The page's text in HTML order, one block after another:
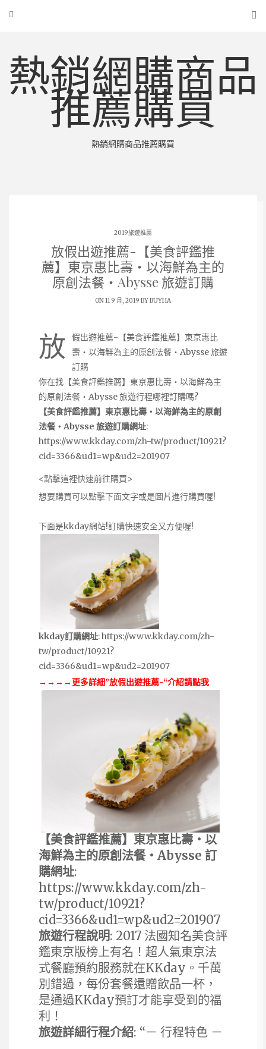
熱銷網購商品
推薦購買
熱銷網購商品推薦購買
2019旅遊推薦
放假出遊推薦-【美食評鑑推
薦】東京惠比壽・以海鮮為主的
原創法餐・Abysse 旅遊訂購
ON 11 9 月, 2019 BYBUYHA
放
假出遊推薦-【美食評鑑推薦】東京惠比
壽・以海鮮為主的原創法餐・Abysse 旅遊
訂購
你在找【美食評鑑推薦】東京惠比壽・以海鮮為主
的原創法餐・Abysse 旅遊行程哪裡訂購嗎?
【美食評鑑推薦】東京惠比壽・以海鮮為主的原創
法餐・Abysse 旅遊訂購網址:
https://www.kkday.com/zh-tw/product/10921?
cid=3366&ud1=wp&ud2=201907
<點擊這裡快速前往購買>
想要購買可以點擊下面文字或是圖片進行購買喔!
下面是kkday網站!訂購快速安全又方便喔!
kkday訂購網址:https://www.kkday.com/zh-
tw/product/10921?
cid=3366&ud1=wp&ud2=201907
→→→→更多詳細”放假出遊推薦-“介紹請點我
【美食評鑑推薦】東京惠比壽・以
海鮮為主的原創法餐・Abysse 訂
購網址:
https://www.kkday.com/zh-
tw/product/10921?
cid=3366&ud1=wp&ud2=201907
旅遊行程說明: 2017 法國知名美食評
鑑東京版榜上有名！超人氣東京法
式餐廳預約服務就在KKday。千萬
別錯過，每份套餐還贈飲品一杯，
是通過KKday預訂才能享受到的福
利！
旅遊詳細行程介紹: “－ 行程特色 －